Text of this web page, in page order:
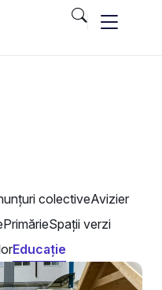
colectiveAvizier
PrimărieSpații verzi
Educație